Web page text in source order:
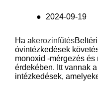
● 2024-09-19
Ha akerozinfűtés
óvintézkedések
monoxid -mérgezés
érdekében. Itt vannak
intézkedések,